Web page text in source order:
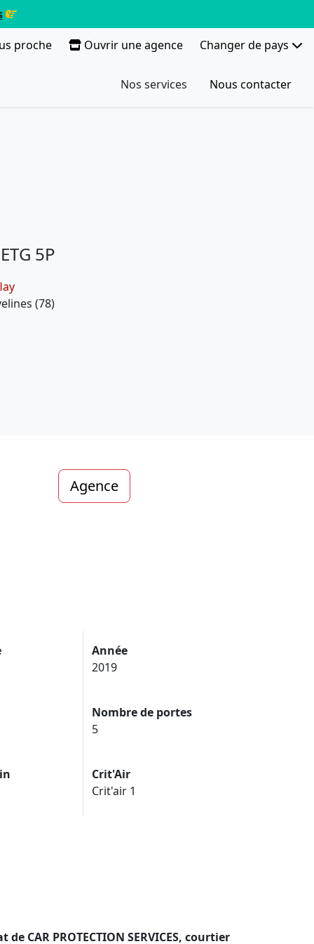
proche
Ouvrir une agence Changer de pays
Nos services Nous contacter
5P
(78)
Agence
Année
2019
Nombre de portes
5
Crit'Air
Crit'air 1
PROTECTION SERVICES, courtier